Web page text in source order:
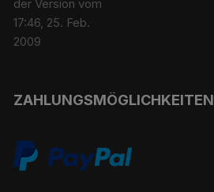
ZAHLUNGSMÖGLICHKEITEN